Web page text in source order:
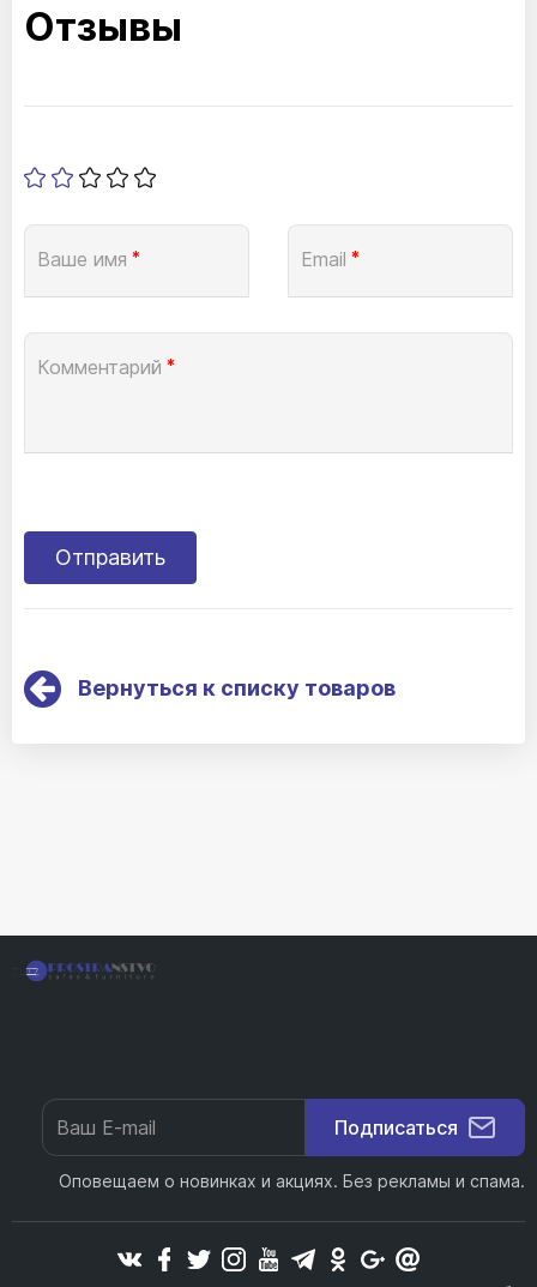
Отзывы
Ваше имя * Email *
Комментарий *
Вернуться к списку товаров
Подписаться
Оповещаем о новинках и акциях. Без рекламы и спама.